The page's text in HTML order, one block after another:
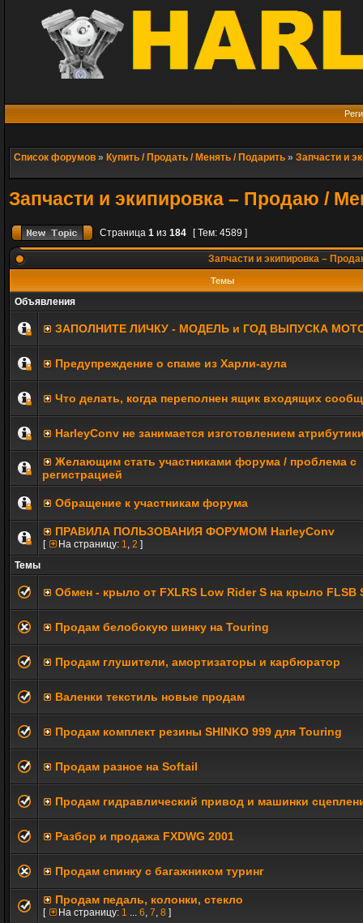
Список форумов » Купить / Продать / Менять / Подарить » Запчасти и
Запчасти и экипировка – Продаю
Страница 1 из 184 [ Тем: 4589 ]
Запчасти и экипировка –
Темы
Объявления
ЗАПОЛНИТE ЛИЧКУ - МОДЕЛЬ и ГОД ВЫПУСКА
Предупреждение о спаме из Харли-аула
Что делать, когда переполнен ящик входящих
HarleyConv не занимается изготовлением
Желающим стать участниками форума / проблема с
регистрацией
Обращение к участникам форума
ПРАВИЛА ПОЛЬЗОВАНИЯ ФОРУМОМ HarleyConv
[ На страницу: 1, 2 ]
Темы
Обмен - крыло от FXLRS Low Rider S на крыло FLSB
Продам белобокую шинку на Touring
Продам глушители, амортизаторы и карбюратор
Валенки текстиль новые продам
Продам комплект резины SHINKO 999 для Touring
Продам разное на Softail
Продам гидравлический привод и машинки
Разбор и продажа FXDWG 2001
Продам спинку с багажником туринг
Продам педаль, колонки, стекло
[ На страницу: 1 ... 6, 7, 8 ]